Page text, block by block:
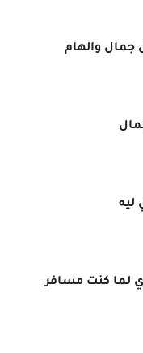
والهام
ليه
لما كنت مسافر